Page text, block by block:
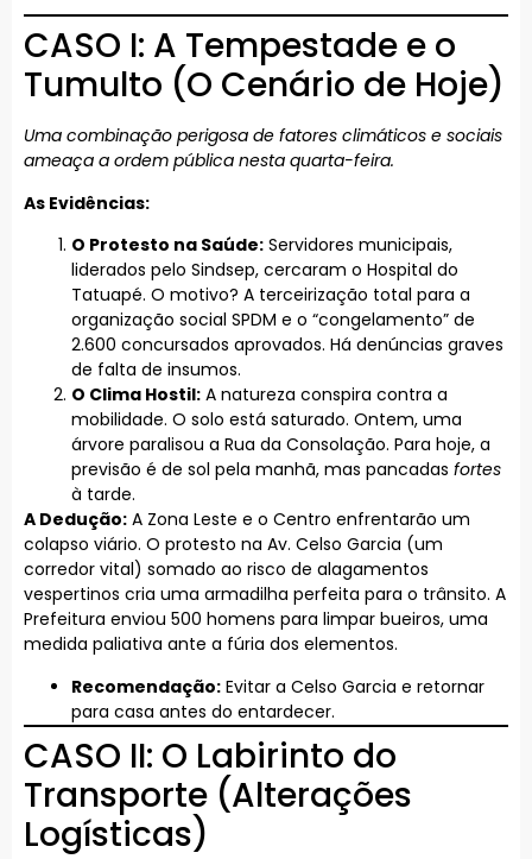
CASO I: A Tempestade e o
Tumulto (O Cenário de Hoje)
Uma combinação perigosa de fatores climáticos e sociais
ameaça a ordem pública nesta quarta-feira.
As Evidências:
O Protesto na Saúde: Servidores municipais,
liderados pelo Sindsep, cercaram o Hospital do
Tatuapé. O motivo? A terceirização total para a
organização social SPDM e o “congelamento” de
2.600 concursados aprovados. Há denúncias graves
de falta de insumos.
O Clima Hostil: A natureza conspira contra a
mobilidade. O solo está saturado. Ontem, uma
árvore paralisou a Rua da Consolação. Para hoje, a
previsão é de sol pela manhã, mas pancadas fortes
à tarde.
A Dedução: A Zona Leste e o Centro enfrentarão um
colapso viário. O protesto na Av. Celso Garcia (um
corredor vital) somado ao risco de alagamentos
vespertinos cria uma armadilha perfeita para o trânsito. A
Prefeitura enviou 500 homens para limpar bueiros, uma
medida paliativa ante a fúria dos elementos.
Recomendação: Evitar a Celso Garcia e retornar
para casa antes do entardecer.
CASO II: O Labirinto do
Transporte (Alterações
Logísticas)